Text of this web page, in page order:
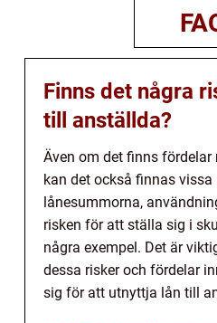
Finns det några
till anställda?
Även om det finns
kan det också finnas vissa
lånesummorna,
risken för att ställa sig i
några exempel. Det är
dessa risker och fördelar
sig för att utnyttja lån till